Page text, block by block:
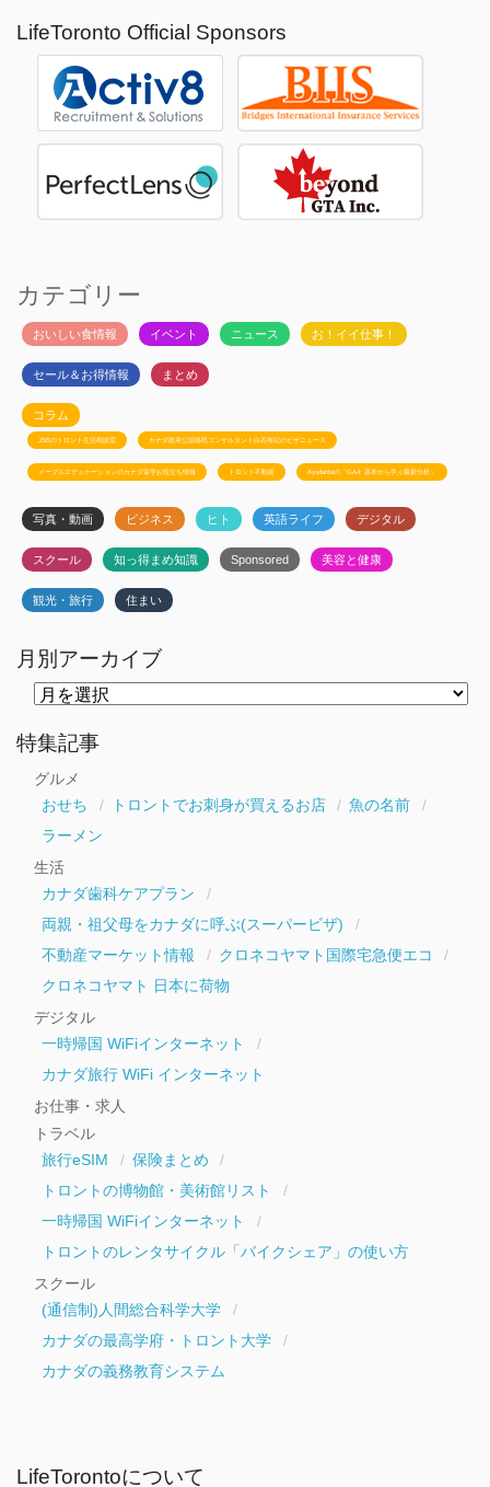
LifeToronto Official Sponsors
カテゴリー
おいしい食情報 イベント ニュース お！イイ仕事！
セール＆お得情報 まとめ
コラム
JSSのトロント生活相談室 カナダ政府公認移民コンサルタント白石有紀のビザニュース
メープルエデュケーションのカナダ留学お役立ち情報 トロント不動産 Ayudanteの「GA4: 基本から学ぶ最新分析」
写真・動画 ビジネス ヒト 英語ライフ デジタル
スクール 知っ得まめ知識 Sponsored 美容と健康
観光・旅行 住まい
月別アーカイブ
ー
カ
特集記事
グルメ
おせち
トロントでお刺身が買えるお店
魚の名前
ラーメン
生活
カナダ歯科ケアプラン
両親・祖父母をカナダに呼ぶ(スーパービザ)
不動産マーケット情報
クロネコヤマト国際宅急便エコ
クロネコヤマト 日本に荷物
デジタル
一時帰国 WiFiインターネット
カナダ旅行 WiFi インターネット
お仕事・求人
トラベル
旅行eSIM
保険まとめ
トロントの博物館・美術館リスト
一時帰国 WiFiインターネット
トロントのレンタサイクル「バイクシェア」の使い方
スクール
(通信制)人間総合科学大学
カナダの最高学府・トロント大学
カナダの義務教育システム
LifeTorontoについて